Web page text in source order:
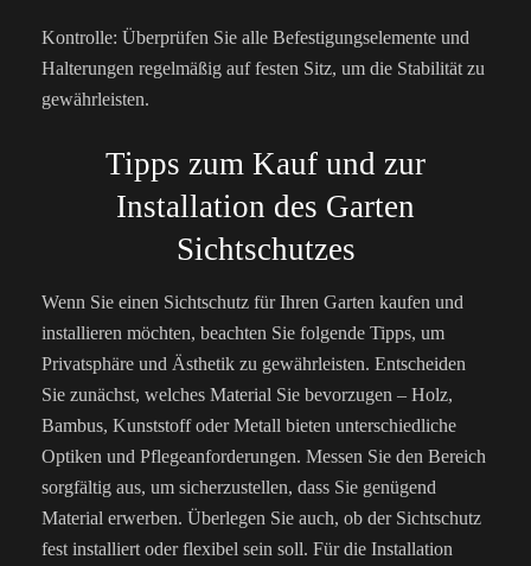
Kontrolle: Überprüfen Sie alle Befestigungselemente und
Halterungen regelmäßig auf festen Sitz, um die Stabilität zu
gewährleisten.
Tipps zum Kauf und zur
Installation des Garten
Sichtschutzes
Wenn Sie einen Sichtschutz für Ihren Garten kaufen und
installieren möchten, beachten Sie folgende Tipps, um
Privatsphäre und Ästhetik zu gewährleisten. Entscheiden
Sie zunächst, welches Material Sie bevorzugen – Holz,
Bambus, Kunststoff oder Metall bieten unterschiedliche
Optiken und Pflegeanforderungen. Messen Sie den Bereich
sorgfältig aus, um sicherzustellen, dass Sie genügend
Material erwerben. Überlegen Sie auch, ob der Sichtschutz
fest installiert oder flexibel sein soll. Für die Installation